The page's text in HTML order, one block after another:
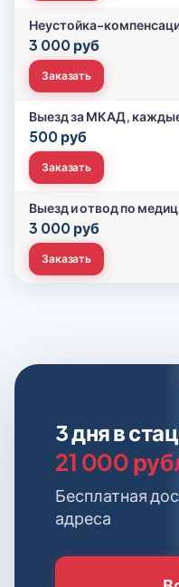
Неустойка-
3 000 руб
Заказать
Выезд за МКАД,
500 руб
Заказать
Выезд и отвод по
3 000 руб
Заказать
3 дня в
21 000
Бесплатная
адреса